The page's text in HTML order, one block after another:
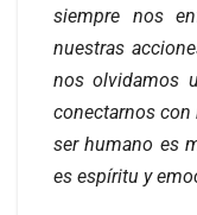
siempre nos
nuestras
nos olvidamos
conectarnos
ser humano es
es espíritu y